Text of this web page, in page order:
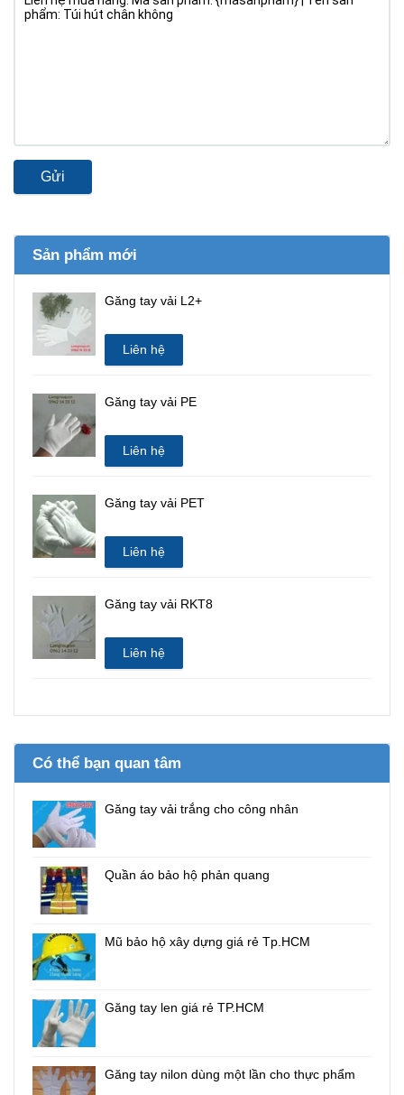
Gửi
Sản phẩm mới
Găng tay vải L2+
Liên hệ
Găng tay vải PE
Liên hệ
Găng tay vải PET
Liên hệ
Găng tay vải RKT8
Liên hệ
Có thể bạn quan tâm
Găng tay vải trắng cho công nhân
Quần áo bảo hộ phản quang
Mũ bảo hộ xây dựng giá rẻ Tp.HCM
Găng tay len giá rẻ TP.HCM
Găng tay nilon dùng một lần cho thực phẩm